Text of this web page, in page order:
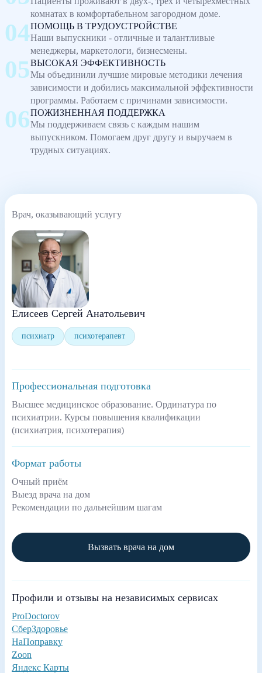
комнатах в комфортабельном загородном доме.
ПОМОЩЬ В ТРУДОУСТРОЙСТВЕ
Наши выпускники - отличные и талантливые
менеджеры, маркетологи, бизнесмены.
ВЫСОКАЯ ЭФФЕКТИВНОСТЬ
Мы объединили лучшие мировые методики лечения
зависимости и добились максимальной эффективности
программы. Работаем с причинами зависимости.
ПОЖИЗНЕННАЯ ПОДДЕРЖКА
Мы поддерживаем связь с каждым нашим
выпускником. Помогаем друг другу и выручаем в
трудных ситуациях.
Врач, оказывающий услугу
Елисеев Сергей Анатольевич
психиатр психотерапевт
Профессиональная подготовка
Высшее медицинское образование. Ординатура по
психиатрии. Курсы повышения квалификации
(психиатрия, психотерапия)
Формат работы
Очный приём
Выезд врача на дом
Рекомендации по дальнейшим шагам
Вызвать врача на дом
Профили и отзывы на независимых сервисах
ProDoctorov
СберЗдоровье
НаПоправку
Zoon
Яндекс Карты